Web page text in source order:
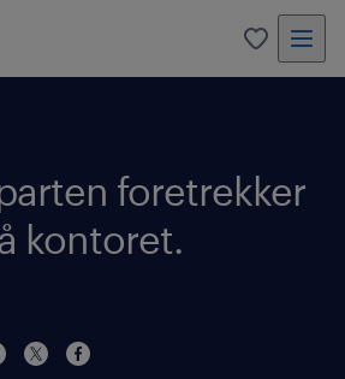
0
foretrekker
kontoret.